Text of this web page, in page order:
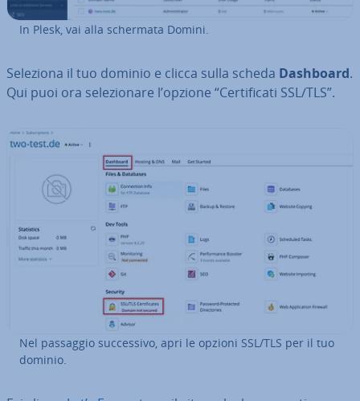
In Plesk, vai alla schermata Domini.
Seleziona il tuo dominio e clicca sulla scheda Dashboard.
Qui puoi ora se­le­zio­na­re l’opzione “Cer­ti­fi­ca­ti SSL/TLS”.
Nel passaggio suc­ces­si­vo, apri le opzioni SSL/TLS per il tuo
dominio.